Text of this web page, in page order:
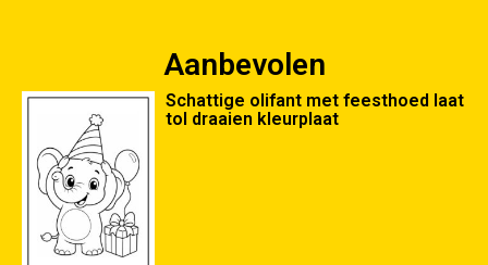
Aanbevolen
Schattige olifant met feesthoed laat
tol draaien kleurplaat